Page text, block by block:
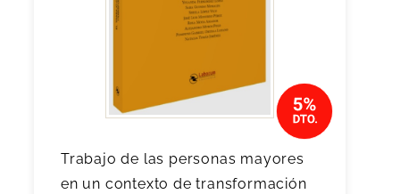
Trabajo de las personas mayores
en un contexto de transformación